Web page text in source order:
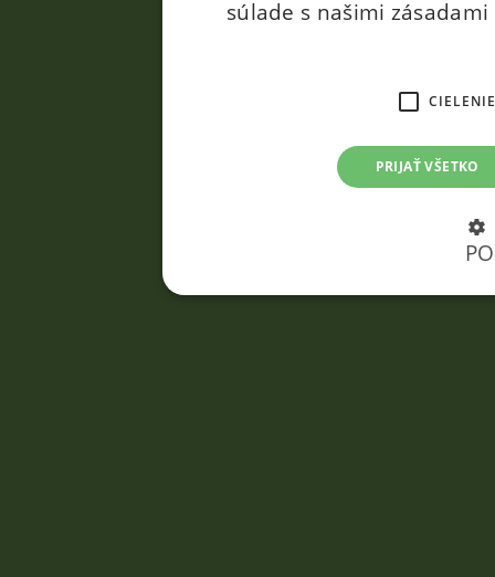
súlade s našimi
CIELENIE
PRIJAŤ VŠETKO